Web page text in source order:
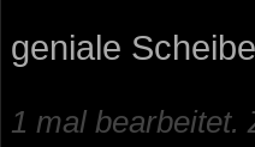
geniale
1 mal bearbeitet.